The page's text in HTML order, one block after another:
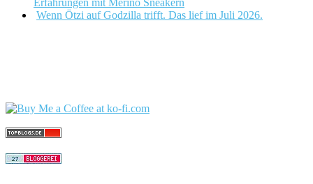
Wenn Ötzi auf Godzilla trifft. Das lief im Juli 2026.